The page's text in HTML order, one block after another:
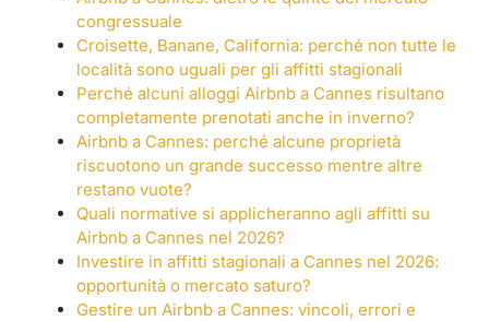
congressuale
Croisette, Banane, California: perché non tutte le
località sono uguali per gli affitti stagionali
Perché alcuni alloggi Airbnb a Cannes risultano
completamente prenotati anche in inverno?
Airbnb a Cannes: perché alcune proprietà
riscuotono un grande successo mentre altre
restano vuote?
Quali normative si applicheranno agli affitti su
Airbnb a Cannes nel 2026?
Investire in affitti stagionali a Cannes nel 2026:
opportunità o mercato saturo?
Gestire un Airbnb a Cannes: vincoli, errori e